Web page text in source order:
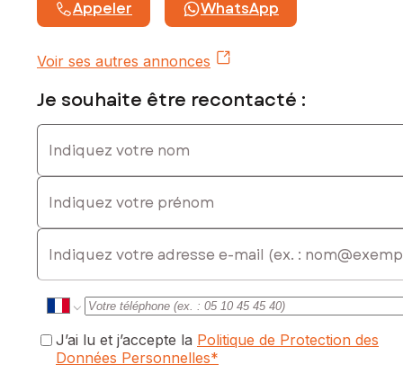
Appeler WhatsApp
Voir ses autres annonces
Je souhaite être recontacté :
Indiquez votre nom
Indiquez votre prénom
E-mail
J’ai lu et j’accepte la Politique de Protection des
Données Personnelles*